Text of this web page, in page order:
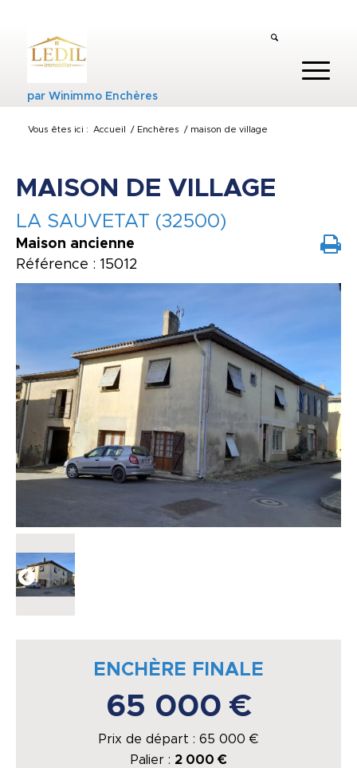
parWinimmo Enchères
Vous êtes ici : Accueil / Enchères / maison de village
MAISON DE VILLAGE
LA SAUVETAT (32500)
Maison ancienne
Référence : 15012
ENCHÈRE FINALE
65 000 €
Prix de départ : 65 000 €
Palier : 2 000 €